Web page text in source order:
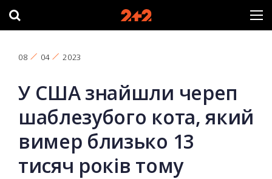
08 04 2023
У США знайшли череп
шаблезубого кота, який
вимер близько 13
тисяч років тому